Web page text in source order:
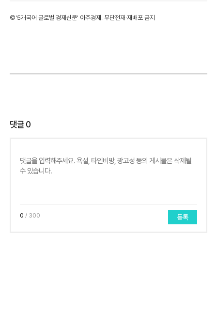
©'5개국어 글로벌 경제신문' 아주경제. 무단전재·재배포 금지
댓글0
0 / 300 등록